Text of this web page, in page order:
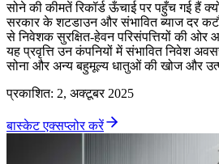
सोने की कीमतें रिकॉर्ड ऊँचाई पर पहुँच गई हैं
सरकार के शटडाउन और संभावित ब्याज दर
से निवेशक सुरक्षित-हेवन परिसंपत्तियों की ओर
यह प्रवृत्ति उन कंपनियों में संभावित निवेश
सोना और अन्य बहुमूल्य धातुओं की खोज और
प्रकाशित: 2, अक्टूबर 2025
बास्केट एक्सप्लोर करें